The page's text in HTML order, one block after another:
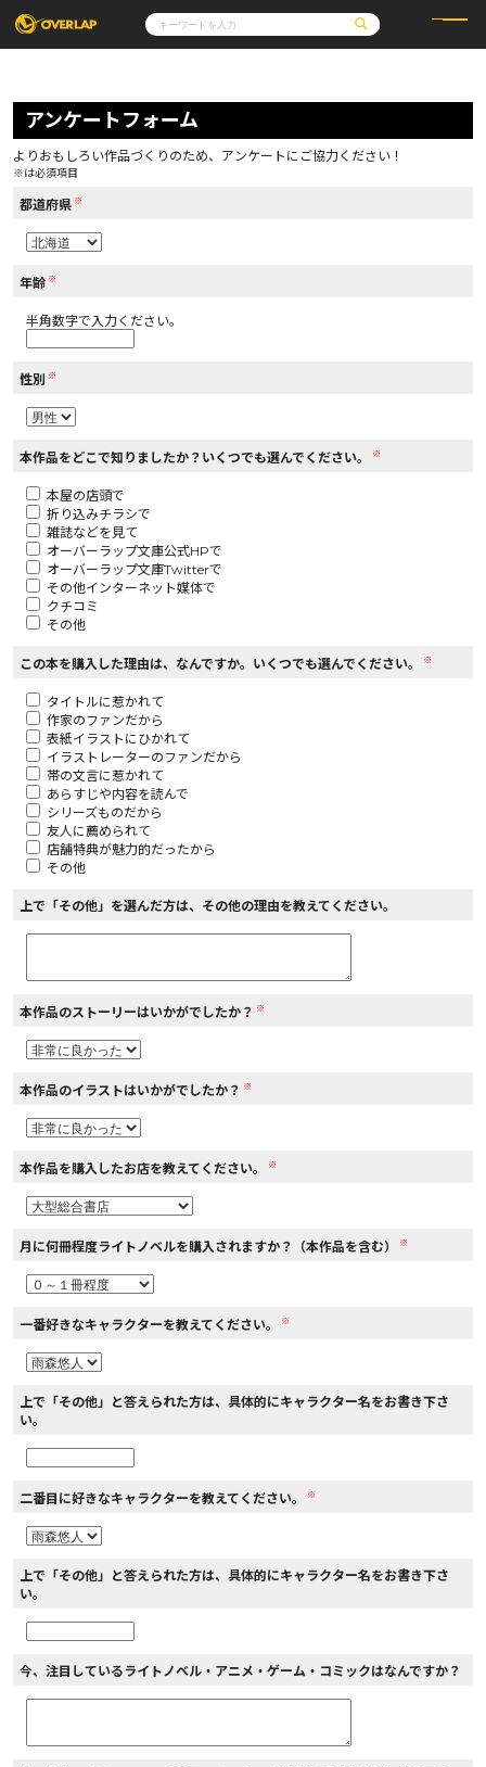
コミック
コミックガルド
コミッククリエ
LiQulle
ラブパルフェ
ライトノベル
ロサージュノベルス
その他
コミックエッセイ
通販・NEWS
OVERLAP STORE
アクセス
オーバーラップホールディングス
コミックパルフェ
閉じる
アンケートフォーム
よりおもしろい作品づくりのため、アンケートにご協力ください！
※は必須項目
都道府県 ※
年齢 ※
半角数字で入力ください。
性別 ※
本作品をどこで知りましたか？いくつでも選んでください。 ※
本屋の店頭で
折り込みチラシで
雑誌などを見て
オーバーラップ文庫公式HPで
オーバーラップ文庫Twitterで
その他インターネット媒体で
クチコミ
その他
この本を購入した理由は、なんですか。いくつでも選んでください。 ※
タイトルに惹かれて
作家のファンだから
表紙イラストにひかれて
イラストレーターのファンだから
帯の文言に惹かれて
あらすじや内容を読んで
シリーズものだから
友人に薦められて
店舗特典が魅力的だったから
その他
上で「その他」を選んだ方は、その他の理由を教えてください。
本作品のストーリーはいかがでしたか？ ※
本作品のイラストはいかがでしたか？ ※
本作品を購入したお店を教えてください。 ※
月に何冊程度ライトノベルを購入されますか？（本作品を含む） ※
一番好きなキャラクターを教えてください。 ※
上で「その他」と答えられた方は、具体的にキャラクター名をお書き下さ
い。
二番目に好きなキャラクターを教えてください。 ※
上で「その他」と答えられた方は、具体的にキャラクター名をお書き下さ
い。
今、注目しているライトノベル・アニメ・ゲーム・コミックはなんですか？